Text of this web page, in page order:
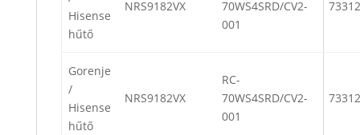
Hisense
hűtő
NRS9182VX
70WS4SRD/CV2-
001
Gorenje
/
Hisense
hűtő
NRS9182VX
RC-
70WS4SRD/CV2-
001